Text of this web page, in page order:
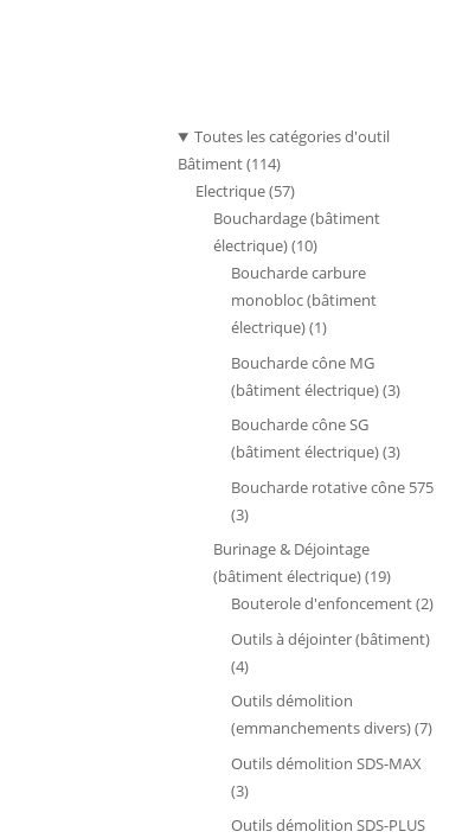
Toutes les catégories d'outil
Bâtiment 114114
produits
Electrique 5757
produits
Bouchardage (bâtiment
électrique) 1010
produits
Boucharde carbure
monobloc (bâtiment
électrique) 11
produit
Boucharde cône MG
(bâtiment électrique) 33
Boucharde cône SG
(bâtiment électrique) 33
produits
Boucharde rotative cône 575
33
produits
Burinage & Déjointage
(bâtiment électrique) 1919
produits
Bouterole d'enfoncement 22
Outils à déjointer (bâtiment)
44
produits
Outils démolition
(emmanchements divers) 77
Outils démolition SDS-MAX
33
produits
Outils démolition SDS-PLUS